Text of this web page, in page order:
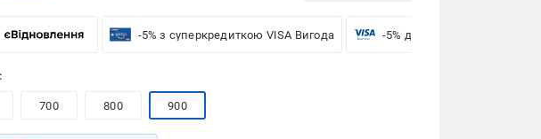
-5% з суперкредиткою VISA Вигода -5% для бізнесу з VISA
700 800 900